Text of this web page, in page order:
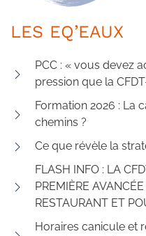
LES EQ’EAUX
PCC : « vous devez
pression que la
Formation 2026 : La
chemins ?
Ce que révèle la
FLASH INFO : LA
PREMIÈRE
RESTAURANT ET
Horaires canicule et